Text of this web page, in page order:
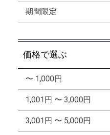
期間限定
価格で選ぶ
〜 1,000円
1,001円 〜 3,000円
3,001円 〜 5,000円